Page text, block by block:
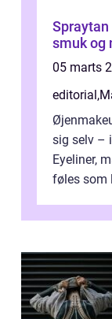
Spraytan hillerød
smuk og
05 marts
editorial ,
sig selv –
Eyeliner,
føles som